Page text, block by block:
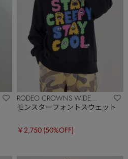
RODEO CROWNS WIDE
BOWL
モンスターフォントスウェット
￥2,750 (50%OFF)